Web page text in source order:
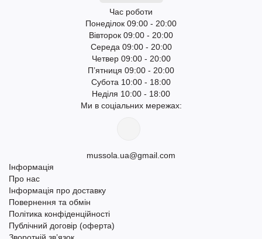
Час роботи
Понеділок 09:00 - 20:00
Вівторок 09:00 - 20:00
Середа 09:00 - 20:00
Четвер 09:00 - 20:00
П’ятниця 09:00 - 20:00
Субота 10:00 - 18:00
Неділя 10:00 - 18:00
Ми в соціальних мережах:
mussola.ua@gmail.com
Інформація
Про нас
Інформація про доставку
Повернення та обмін
Політика конфіденційності
Публічний договір (оферта)